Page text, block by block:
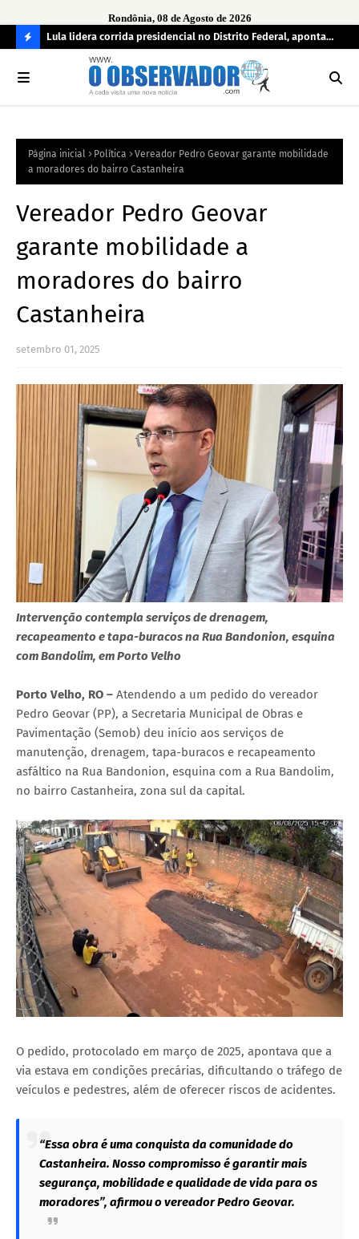
Rondônia, 08 de Agosto de 2026
O
R
Lula lidera corrida presidencial no Distrito Federal, aponta
pesquisa; Flávio Bolsonaro aparece em segundo
Página inicial Política
Vereador Pedro Geovar garante mobilidade
a moradores do bairro Castanheira
Vereador Pedro Geovar
garante mobilidade a
moradores do bairro
Castanheira
setembro 01, 2025
Intervenção contempla serviços de drenagem,
recapeamento e tapa-buracos na Rua Bandonion, esquina
com Bandolim, em Porto Velho
Porto Velho, RO – Atendendo a um pedido do vereador
Pedro Geovar (PP), a Secretaria Municipal de Obras e
Pavimentação (Semob) deu início aos serviços de
manutenção, drenagem, tapa-buracos e recapeamento
asfáltico na Rua Bandonion, esquina com a Rua Bandolim,
no bairro Castanheira, zona sul da capital.
O pedido, protocolado em março de 2025, apontava que a
via estava em condições precárias, dificultando o tráfego de
veículos e pedestres, além de oferecer riscos de acidentes.
“Essa obra é uma conquista da comunidade do
Castanheira. Nosso compromisso é garantir mais
segurança, mobilidade e qualidade de vida para os
moradores”, afirmou o vereador Pedro Geovar.